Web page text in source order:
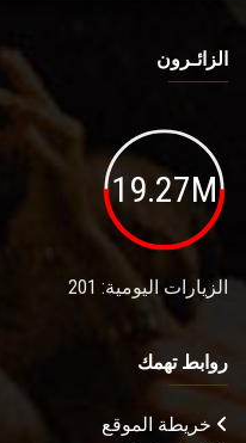
الزائـرون
19.27M
الزيارات اليومية: 201
روابط تهمك
خريطة الموقع